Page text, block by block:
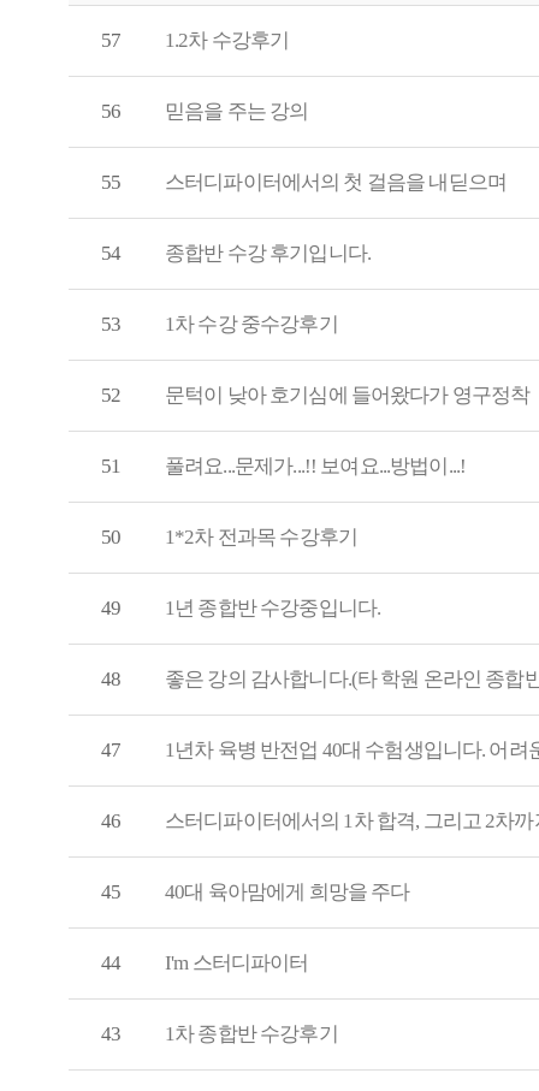
57 1.2차 수강후기
56 믿음을 주는 강의
55 스터디파이터에서의 첫 걸음을 내딛으며
54 종합반 수강 후기입니다.
53 1차 수강 중수강후기
52 문턱이 낮아 호기심에 들어왔다가 영구정착
51 풀려요...문제가...!! 보여요...방법이...!
50 1*2차 전과목 수강후기
49 1년 종합반 수강중입니다.
48 좋은 강의 감사합니다.(타 학원 온라인 종합
47 1년차 육병 반전업 40대 수험생입니다. 어
46 스터디파이터에서의 1차 합격, 그리고 2차
45 40대 육아맘에게 희망을 주다
44 I'm 스터디파이터
43 1차 종합반 수강후기